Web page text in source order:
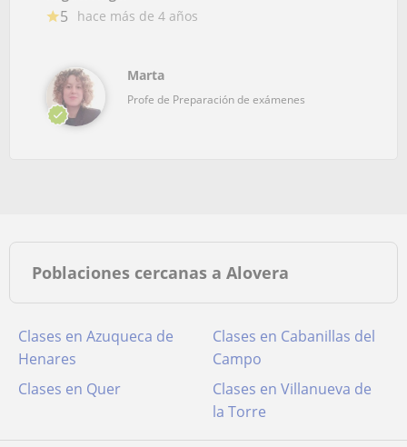
5 hace más de 4 años
Marta
Profe de Preparación de exámenes
Poblaciones cercanas a Alovera
Clases en Azuqueca de
Henares
Clases en Cabanillas del
Campo
Clases en Quer
Clases en Villanueva de
la Torre